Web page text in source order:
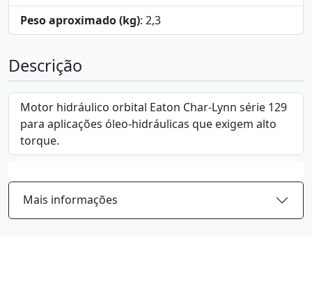
Peso aproximado (kg): 2,3
Descrição
Motor hidráulico orbital Eaton Char-Lynn série 129
para aplicações óleo-hidráulicas que exigem alto
torque.
Mais informações